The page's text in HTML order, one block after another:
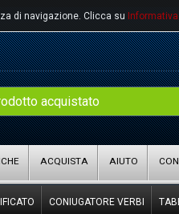
di navigazione. Clicca su
acquistato
ACQUISTA AIUTO
CONIUGATORE VERBI